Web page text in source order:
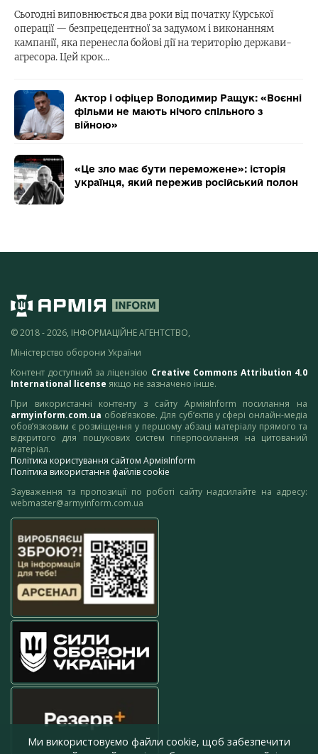
Сьогодні виповнюється два роки від початку Курської
операції — безпрецедентної за задумом і виконанням
кампанії, яка перенесла бойові дії на територію держави-
агресора. Цей крок…
Актор і офіцер Володимир Ращук: «Воєнні
фільми не мають нічого спільного з
війною»
«Це зло має бути переможене»: історія
українця, який пережив російський полон
© 2018 - 2026, ІНФОРМАЦІЙНЕ АГЕНТСТВО,
Міністерство оборони України
Контент доступний за ліцензією Creative Commons Attribution 4.0
International license якщо не зазначено інше.
При використанні контенту з сайту АрміяInform посилання на
armyinform.com.ua обов’язкове. Для суб’єктів у сфері онлайн-медіа
обов’язковим є розміщення у першому абзаці матеріалу прямого та
відкритого для пошукових систем гіперпосилання на цитований
матеріал.
Політика користування сайтом АрміяInform
Політика використання файлів cookie
Зауваження та пропозиції по роботі сайту надсилайте на адресу:
webmaster@armyinform.com.ua
Ми використовуємо файли cookie, щоб забезпечити